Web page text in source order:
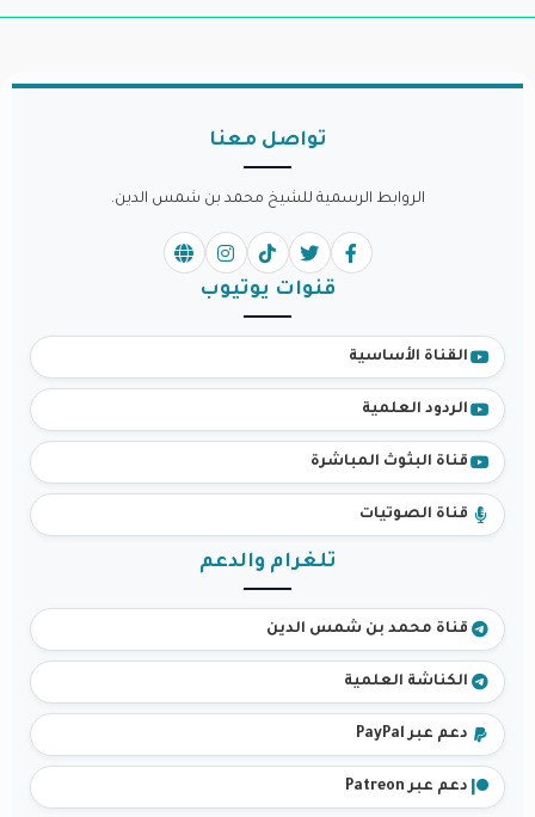
تواصل معنا
الروابط الرسمية للشيخ محمد بن شمس الدين.
قنوات يوتيوب
القناة الأساسية
الردود العلمية
قناة البثوث المباشرة
قناة الصوتيات
تلغرام والدعم
قناة محمد بن شمس الدين
الكناشة العلمية
دعم عبر PayPal
دعم عبر Patreon